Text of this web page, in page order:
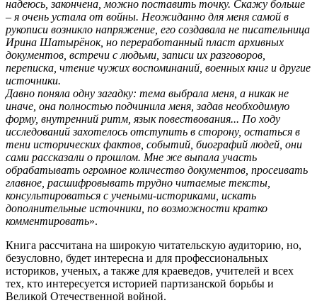
надеюсь, закончена, можно поставить точку. Скажу больше
– я очень устала от войны. Неожиданно для меня самой в
рукописи возникло напряжение, его создавала не писательница
Ирина Шатырёнок, но переработанный пласт архивных
документов, встречи с людьми, записи их разговоров,
переписка, чтение чужих воспоминаний, военных книг и другие
источники.
Давно поняла одну загадку: тема выбрала меня, а никак не
иначе, она полностью подчинила меня, задав необходимую
форму, внутренний ритм, язык повествования... По ходу
исследований захотелось отступить в сторону, остаться в
тени исторических фактов, событий, биографий людей, они
сами рассказали о прошлом. Мне же выпала участь
обрабатывать огромное количество документов, просеивать
главное, расшифровывать трудно читаемые тексты,
консультироваться с учеными-историками, искать
дополнительные источники, по возможности кратко
комментировать».
Книга рассчитана на широкую читательскую аудиторию, но,
безусловно, будет интересна и для профессиональных
историков, ученых, а также для краеведов, учителей и всех
тех, кто интересуется историей партизанской борьбы и
Великой Отечественной войной.